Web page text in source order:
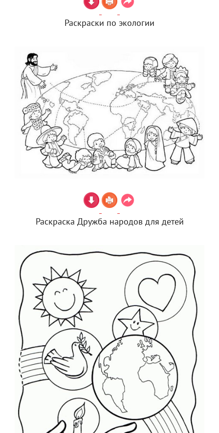
Раскраски по экологии
Раскраска Дружба народов для детей